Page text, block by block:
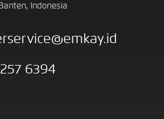
Indonesia
6394